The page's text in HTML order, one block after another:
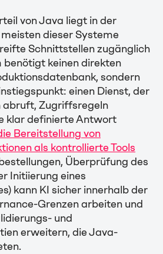
von Java liegt in der
dieser Systeme
Schnittstellen zugänglich
benötigt keinen direkten
sondern
einen Dienst, der
abruft, Zugriffsregeln
klar definierte Antwort
Bereitstellung von
als kontrollierte Tools
Überprüfung des
Initiierung eines
kann KI sicher innerhalb der
Grenzen arbeiten und
und
erweitern, die Java-